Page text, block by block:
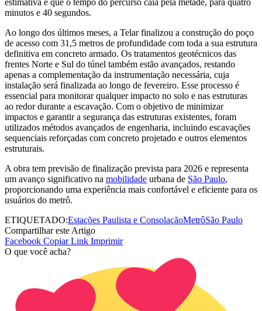
minutos e 40 segundos.
Ao longo dos últimos meses, a Telar finalizou a construção do poço
de acesso com 31,5 metros de profundidade com toda a sua estrutura
definitiva em concreto armado. Os tratamentos geotécnicos das
frentes Norte e Sul do túnel também estão avançados, restando
apenas a complementação da instrumentação necessária, cuja
instalação será finalizada ao longo de fevereiro. Esse processo é
essencial para monitorar qualquer impacto no solo e nas estruturas
ao redor durante a escavação. Com o objetivo de minimizar
impactos e garantir a segurança das estruturas existentes, foram
utilizados métodos avançados de engenharia, incluindo escavações
sequenciais reforçadas com concreto projetado e outros elementos
estruturais.
A obra tem previsão de finalização prevista para 2026 e representa
um avanço significativo na mobilidade urbana de São Paulo,
proporcionando uma experiência mais confortável e eficiente para os
usuários do metrô.
ETIQUETADO:Estações Paulista e ConsolaçãoMetrôSão Paulo
Compartilhar este Artigo
Facebook Copiar Link Imprimir
O que você acha?